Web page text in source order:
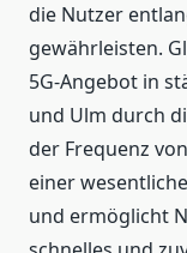
die Nutzer
gewährleisten.
5G-Angebot in
und Ulm durch
der Frequenz
einer
und ermöglicht